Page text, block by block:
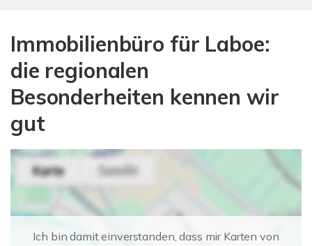
Immobilienbüro für Laboe:
die regionalen
Besonderheiten kennen wir
gut
Ich bin damit einverstanden, dass mir Karten von